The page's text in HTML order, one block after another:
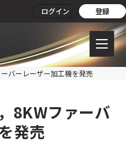
ログイン 登録
バーレーザー加工機を発売
8KWファーバ
発売